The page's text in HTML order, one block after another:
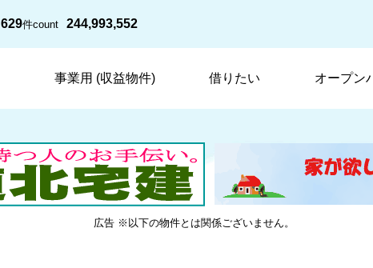
629件count 244,993,552
事業用 (収益物件) 借りたい オープン
広告 ※以下の物件とは関係ございません。